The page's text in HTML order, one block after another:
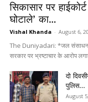
सिकासार पर
घोटाले’ का...
Vishal Khanda - August 6,
The Duniyadari: *जल संसाधन
सरकार पर भ्रष्टाचार के आरोप
दो
पुलिस...
August